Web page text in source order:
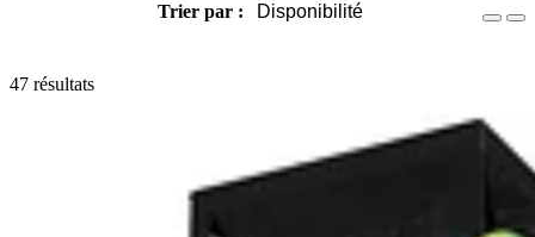
Trier par : Disponibilité
47 résultats